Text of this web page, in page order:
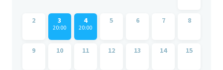
2 3
20:00
4
20:00
5 6 7 8
9 10 11 12 13 14 15